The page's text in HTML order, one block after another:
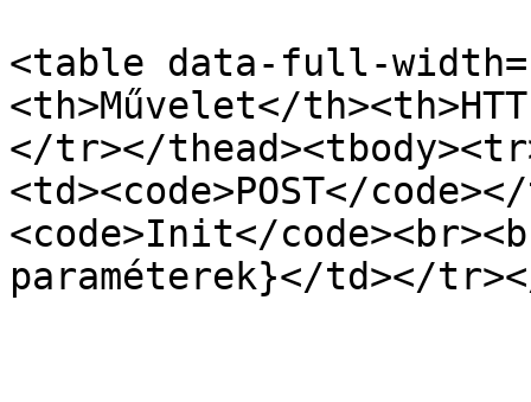
<table data-full-
<th>Művelet</
</tr></
<td><code>POST</
<code>Init</